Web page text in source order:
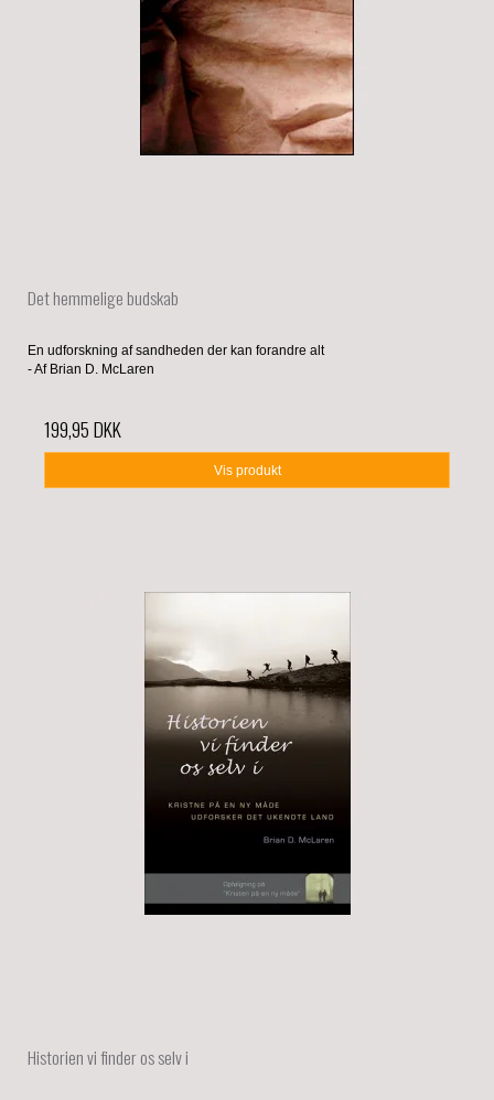
Det hemmelige budskab
En udforskning af sandheden der kan forandre alt
- Af Brian D. McLaren
199,95 DKK
Vis produkt
Historien vi finder os selv i